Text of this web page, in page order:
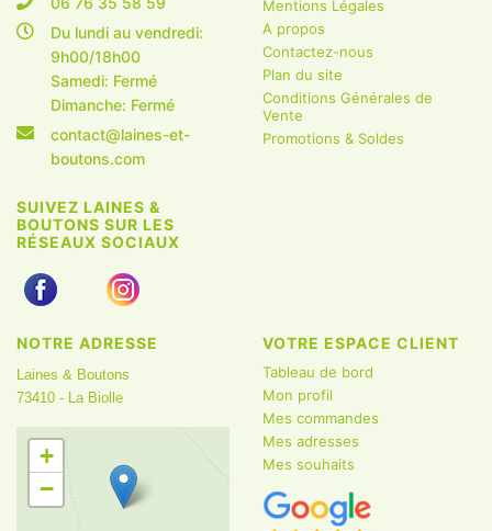
Du lundi au vendredi:
9h00/18h00
Samedi: Fermé
Dimanche: Fermé
contact@laines-et-
boutons.com
SUIVEZ LAINES &
BOUTONS SUR LES
RÉSEAUX SOCIAUX
Mentions Légales
A propos
Contactez-nous
Plan du site
Conditions Générales de
Vente
Promotions & Soldes
NOTRE ADRESSE
Laines & Boutons
73410 - La Biolle
+
−
VOTRE ESPACE CLIENT
Tableau de bord
Mon profil
Mes commandes
Mes adresses
Mes souhaits